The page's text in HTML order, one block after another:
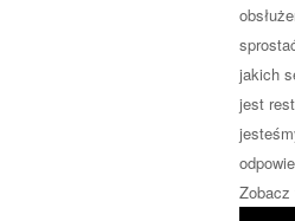
jakich
jest
Zobacz